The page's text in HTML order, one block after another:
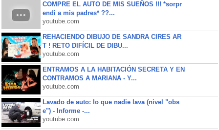
COMPRE EL AUTO DE MIS SUEÑOS !!! *sorpr
endi a mis padres* ??...
youtube.com
REHACIENDO DIBUJO DE SANDRA CIRES AR
T ! RETO DIFÍCIL DE DIBU...
youtube.com
ENTRAMOS A LA HABITACIÓN SECRETA Y EN
CONTRAMOS A MARIANA - Y...
youtube.com
Lavado de auto: lo que nadie lava (nivel "obs
e") - Informe -...
youtube.com